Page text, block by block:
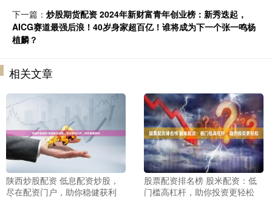
下一篇： 炒股期货配资 2024年新财富青年创业榜：新秀迭起，
AICG赛道最强后浪！40岁身家超百亿！谁将成为下一个张一鸣杨
植麟？
相关文章
陕西炒股配资 低息配资炒股，
尽在配资门户，助你稳健获利
股票配资排名榜 股米配资：低
门槛高杠杆，助你投资更轻松